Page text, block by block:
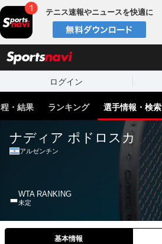
テニス速報やニュースを快適に
ログイン
・結果 ランキング 選手情報・検索
ナディア ポドロスカ
アルゼンチン
-WTA RANKING
未定
基本情報